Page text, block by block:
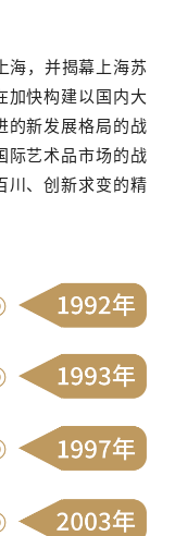
海，并揭幕上海苏
加快构建以国内大
的新发展格局的战
际艺术品市场的战
川、创新求变的精